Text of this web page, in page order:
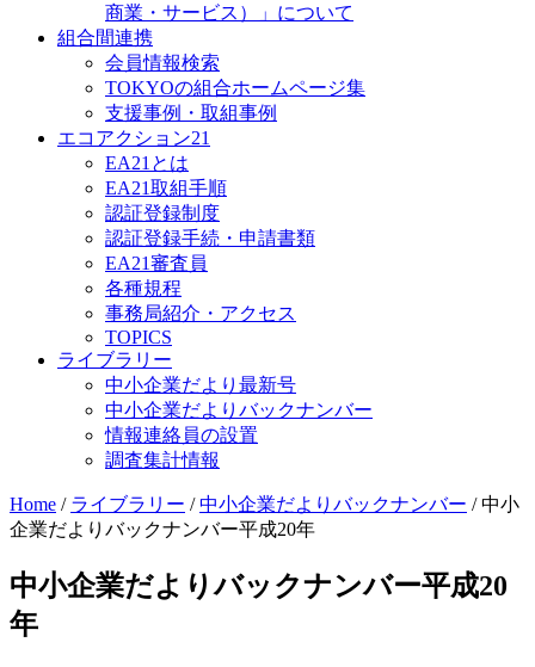
商業・サービス）」について
組合間連携
会員情報検索
TOKYOの組合ホームページ集
支援事例・取組事例
エコアクション21
EA21とは
EA21取組手順
認証登録制度
認証登録手続・申請書類
EA21審査員
各種規程
事務局紹介・アクセス
TOPICS
ライブラリー
中小企業だより最新号
中小企業だよりバックナンバー
情報連絡員の設置
調査集計情報
Home / ライブラリー /中小企業だよりバックナンバー /中小
企業だよりバックナンバー平成20年
中小企業だよりバックナンバー平成20
年